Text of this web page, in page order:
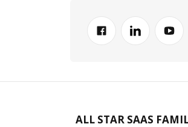
ALL STAR SAAS